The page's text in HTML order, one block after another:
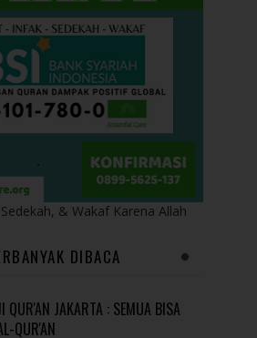
& Wakaf Karena Allah
DIBACA
QUR'AN JAKARTA : SEMUA BISA
QUR'AN